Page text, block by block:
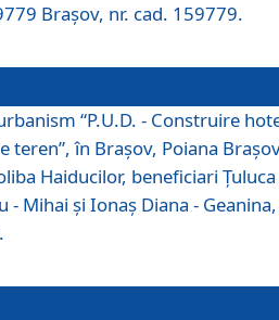
Brașov, nr. cad. 159779.
“P.U.D. - Construire
în Braşov, Poiana
Haiducilor, beneficiari
- Mihai şi Ionaş Diana - Geanina,